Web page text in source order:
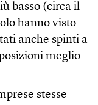
basso (circa il
hanno visto
anche spinti a
meglio
stesse